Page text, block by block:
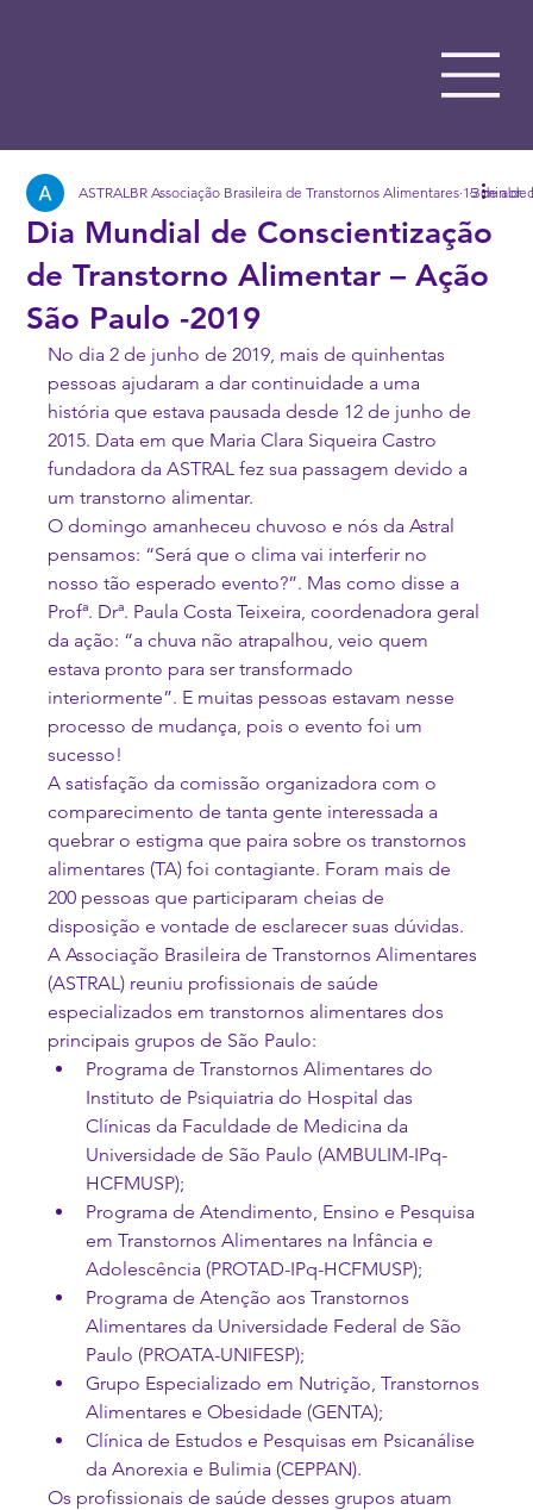
Dia Mundial de Conscientização
de Transtorno Alimentar – Ação
São Paulo -2019
ASTRALBR Associação Brasileira de Transtornos Alimentares 15 de abr.
3 min de
No dia 2 de junho de 2019, mais de quinhentas
pessoas ajudaram a dar continuidade a uma
história que estava pausada desde 12 de junho de
2015. Data em que Maria Clara Siqueira Castro
fundadora da ASTRAL fez sua passagem devido a
um transtorno alimentar.
O domingo amanheceu chuvoso e nós da Astral
pensamos: “Será que o clima vai interferir no
nosso tão esperado evento?”. Mas como disse a
Profª. Drª. Paula Costa Teixeira, coordenadora geral
da ação: “a chuva não atrapalhou, veio quem
estava pronto para ser transformado
interiormente”. E muitas pessoas estavam nesse
processo de mudança, pois o evento foi um
sucesso!
A satisfação da comissão organizadora com o
comparecimento de tanta gente interessada a
quebrar o estigma que paira sobre os transtornos
alimentares (TA) foi contagiante. Foram mais de
200 pessoas que participaram cheias de
disposição e vontade de esclarecer suas dúvidas.
A Associação Brasileira de Transtornos Alimentares
(ASTRAL) reuniu profissionais de saúde
especializados em transtornos alimentares dos
principais grupos de São Paulo:
Programa de Transtornos Alimentares do
Instituto de Psiquiatria do Hospital das
Clínicas da Faculdade de Medicina da
Universidade de São Paulo (AMBULIM-IPq-
HCFMUSP);
Programa de Atendimento, Ensino e Pesquisa
em Transtornos Alimentares na Infância e
Adolescência (PROTAD-IPq-HCFMUSP);
Programa de Atenção aos Transtornos
Alimentares da Universidade Federal de São
Paulo (PROATA-UNIFESP);
Grupo Especializado em Nutrição, Transtornos
Alimentares e Obesidade (GENTA);
Clínica de Estudos e Pesquisas em Psicanálise
da Anorexia e Bulimia (CEPPAN).
Os profissionais de saúde desses grupos atuam